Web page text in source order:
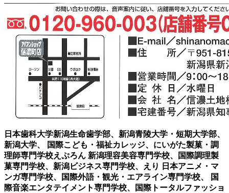
日本歯科大学新潟生命歯学部、新潟青陵大学・短期大学部、
新潟大学、 国際こども・福祉カレッジ、にいがた製菓・調
理師専門学校えぷろん 新潟理容美容専門学校、国際調理製
菓専門学校、新潟ビジネス専門学校、えり 日本アニメ・マ
ンガ専門学校、国際外語・観光・エアライン専門学校、 国
際音楽エンタテイメント専門学校、国際トータルファッショ